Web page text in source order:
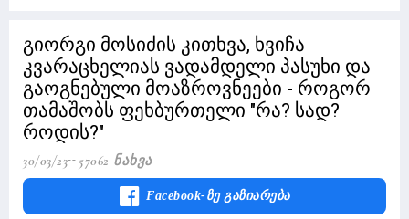
გიორგი მოსიძის კითხვა, ხვიჩა
კვარაცხელიას ვადამდელი პასუხი და
გაოგნებული მოაზროვნეები - როგორ
თამაშობს ფეხბურთელი "რა? სად?
როდის?"
30/03/23 57062 Ნახვა
Facebook-Ზე Გაზიარება